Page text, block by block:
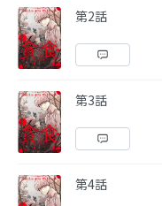
第2話
第3話
第4話